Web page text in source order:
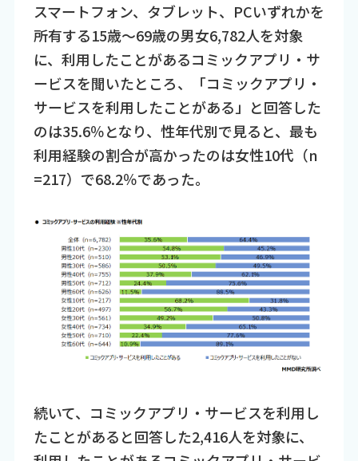
スマートフォン、タブレット、PCいずれかを
所有する15歳～69歳の男女6,782人を対象
に、利用したことがあるコミックアプリ・サ
ービスを聞いたところ、「コミックアプリ・
サービスを利用したことがある」と回答した
のは35.6％となり、性年代別で見ると、最も
利用経験の割合が高かったのは女性10代（n
=217）で68.2％であった。
続いて、コミックアプリ・サービスを利用し
たことがあると回答した2,416人を対象に、